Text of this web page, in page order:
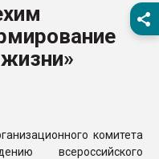
28.07.2026
ситуацией на
Всё, что касается
комитета
всероссийского